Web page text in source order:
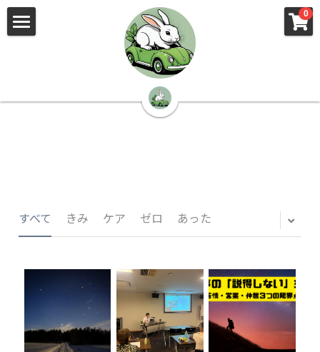
0
🌳株式会社 kibi🦉（トップ）
📰kibi log（ブログ）
🏢会社概要・プライバシーポリシー・プロフィ
📸Who am I?（プロフィール）
🏙️社員が防ぐ不正と犯罪
🙌自傷・他害・パニックは防げますか？
🏫社会福祉法人ぐらんま
すべて きみ ケア ゼロ あった
×
ストアカテゴリー
すべてのカテゴリー
×
ブログカテゴリー